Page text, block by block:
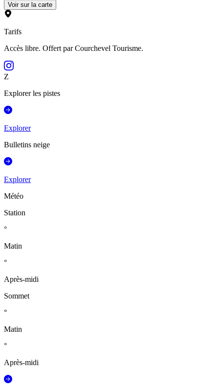
Voir sur la carte
Tarifs
Accès libre. Offert par Courchevel Tourisme.
Z
Explorer les pistes
Explorer
Bulletins neige
Explorer
Météo
Station
°
Matin
°
Après-midi
Sommet
°
Matin
°
Après-midi